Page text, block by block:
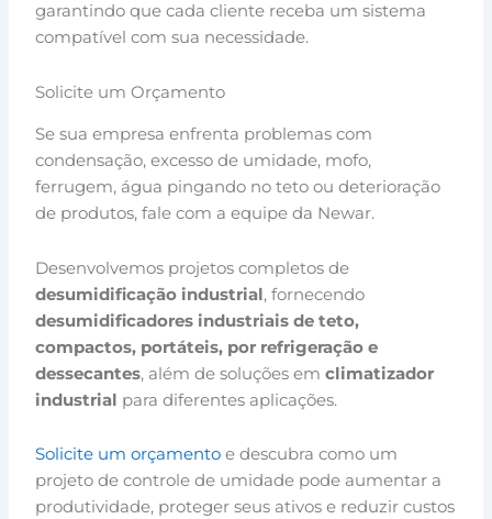
garantindo que cada cliente receba um sistema
compatível com sua necessidade.
Solicite um Orçamento
Se sua empresa enfrenta problemas com
condensação, excesso de umidade, mofo,
ferrugem, água pingando no teto ou deterioração
de produtos, fale com a equipe da Newar.
Desenvolvemos projetos completos de
desumidificação industrial, fornecendo
desumidificadores industriais de teto,
compactos, portáteis, por refrigeração e
dessecantes, além de soluções emclimatizador
industrial para diferentes aplicações.
Solicite um orçamento e descubra como um
projeto de controle de umidade pode aumentar a
produtividade, proteger seus ativos e reduzir custos